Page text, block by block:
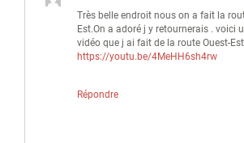
Très belle endroit nous on a fait la
Est.On a adoré j y retournerais . voici
vidéo que j ai fait de la route Ouest-Est
https://youtu.be/4MeHH6sh4rw
Répondre